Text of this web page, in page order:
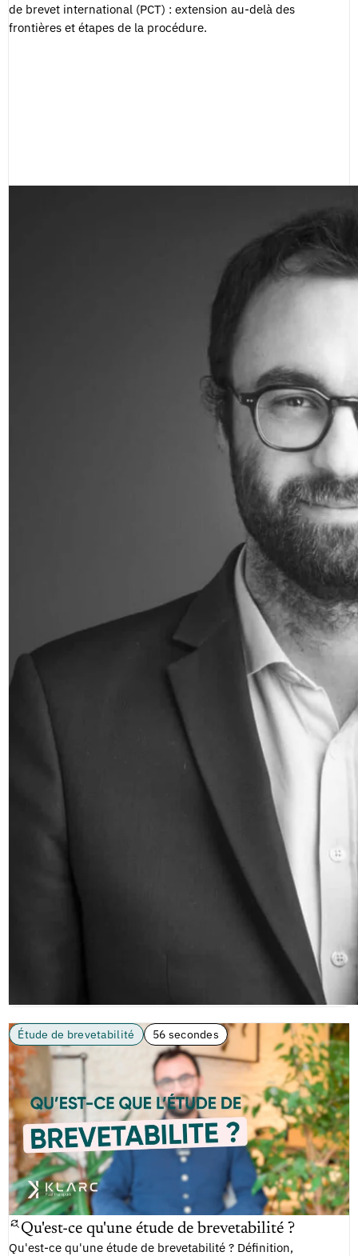
de brevet international (PCT) : extension au-delà des
frontières et étapes de la procédure.
Étude de brevetabilité 56 secondes
Qu'est-ce qu'une étude de brevetabilité ?
Qu'est-ce qu'une étude de brevetabilité ? Définition,